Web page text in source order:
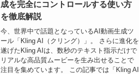
成を完全にコントロールする使い方
を徹底解説
今、世界中で話題となっているAI動画生成ツ
ール「Kling AI（クリング）」。 さらに進化を
遂げたKling AIは、数秒のテキスト指示だけで
リアルな高品質ムービーを生み出せることで
注目を集めています。 この記事では「Kling AI